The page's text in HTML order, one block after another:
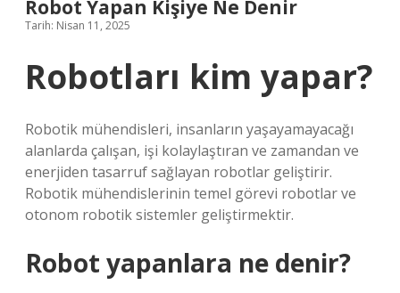
Robot Yapan Kişiye Ne Denir
Tarih: Nisan 11, 2025
Robotları kim yapar?
Robotik mühendisleri, insanların yaşayamayacağı
alanlarda çalışan, işi kolaylaştıran ve zamandan ve
enerjiden tasarruf sağlayan robotlar geliştirir.
Robotik mühendislerinin temel görevi robotlar ve
otonom robotik sistemler geliştirmektir.
Robot yapanlara ne denir?